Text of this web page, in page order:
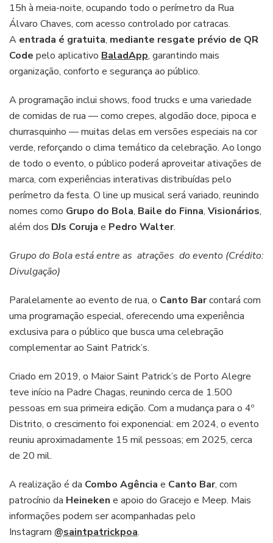
15h à meia-noite, ocupando todo o perímetro da Rua
Álvaro Chaves, com acesso controlado por catracas.
A entrada é gratuita, mediante resgate prévio de QR
Code pelo aplicativo BaladApp, garantindo mais
organização, conforto e segurança ao público.
A programação inclui shows, food trucks e uma variedade
de comidas de rua — como crepes, algodão doce, pipoca e
churrasquinho — muitas delas em versões especiais na cor
verde, reforçando o clima temático da celebração. Ao longo
de todo o evento, o público poderá aproveitar ativações de
marca, com experiências interativas distribuídas pelo
perímetro da festa. O line up musical será variado, reunindo
nomes como Grupo do Bola, Baile do Finna, Visionários,
além dos DJs Coruja e Pedro Walter.
Grupo do Bola está entre as atrações do evento (Crédito:
Divulgação)
Paralelamente ao evento de rua, o Canto Barcontará com
uma programação especial, oferecendo uma experiência
exclusiva para o público que busca uma celebração
complementar ao Saint Patrick’s.
Criado em 2019, o Maior Saint Patrick’s de Porto Alegre
teve início na Padre Chagas, reunindo cerca de 1.500
pessoas em sua primeira edição. Com a mudança para o 4º
Distrito, o crescimento foi exponencial: em 2024, o evento
reuniu aproximadamente 15 mil pessoas; em 2025, cerca
de 20 mil.
A realização é da Combo Agência e Canto Bar, com
patrocínio da Heineken e apoio do Gracejo e Meep. Mais
informações podem ser acompanhadas pelo
Instagram @saintpatrickpoa.